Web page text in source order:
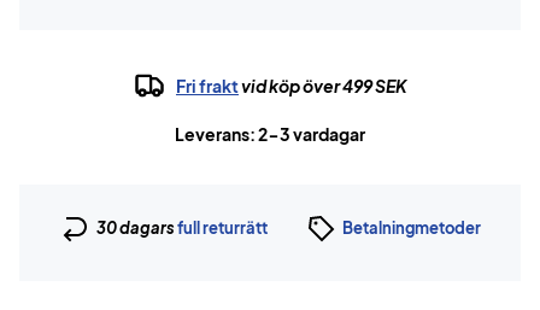
Fri fraktvid köp över 499 SEK
Leverans: 2-3 vardagar
30 dagarsfull returrätt Betalningmetoder